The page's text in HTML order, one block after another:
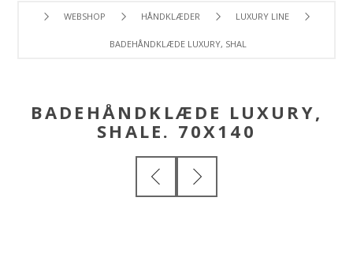
WEBSHOP HÅNDKLÆDER LUXURY LINE
BADEHÅNDKLÆDE LUXURY, SHALE. 70X140
BADEHÅNDKLÆDE LUXURY,
SHALE. 70X140